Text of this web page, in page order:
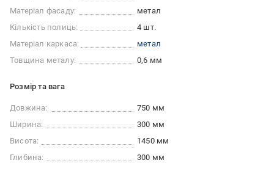
Матеріал фасаду:
метал
Кількість полиць:
4 шт.
Матеріал каркаса:
метал
Товщина металу:
0,6 мм
Розмір та вага
Довжина:
750 мм
Ширина:
300 мм
Висота:
1450 мм
Глибина:
300 мм